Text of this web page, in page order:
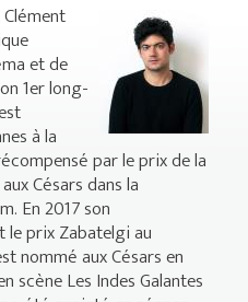
et de
1er long-
à la
par le prix de la
Césars dans la
En 2017 son
prix Zabatelgi au
nommé aux Césars en
scène Les Indes Galantes